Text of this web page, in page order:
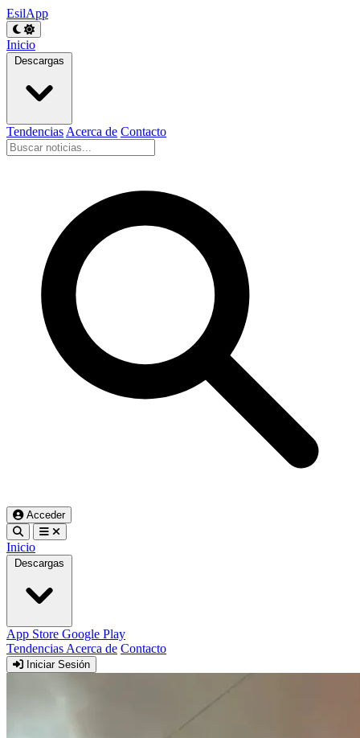
EsilApp
Inicio
Descargas
Tendencias Acerca de Contacto
Acceder
Inicio
Descargas
App Store Google Play
Tendencias Acerca de Contacto
Iniciar Sesión